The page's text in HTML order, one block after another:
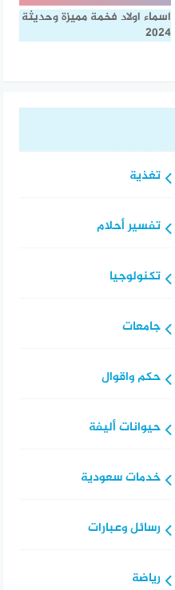
اسماء اولاد فخمة مميزة وحديثة
2024
تغذية
تفسير أحلام
تكنولوجيا
جامعات
حكم واقوال
حيوانات أليفة
خدمات سعودية
رسائل وعبارات
رياضة